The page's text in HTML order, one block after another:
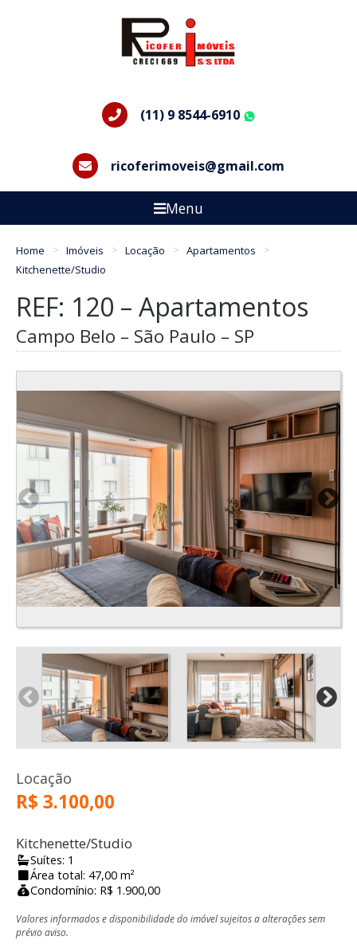
(11) 9 8544-6910
ricoferimoveis@gmail.com
Menu
Home Imóveis Locação
Apartamentos
Kitchenette/Studio
REF: 120 – Apartamentos
Campo Belo – São Paulo – SP
Locação
R$ 3.100,00
Kitchenette/Studio
Suítes: 1
Área total: 47,00 m²
Condomínio: R$ 1.900,00
Valores informados e disponibilidade do imóvel sujeitos a alterações sem
prévio aviso.